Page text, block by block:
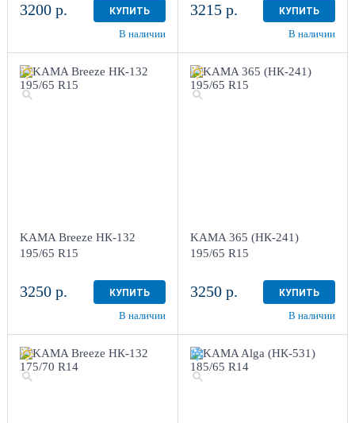
3200 р. КУПИТЬ
В наличии
3215 р. КУПИТЬ
В наличии
KAMA Breeze НК-132
195/65 R15
3250 р. КУПИТЬ
В наличии
KAMA 365 (НК-241)
195/65 R15
3250 р. КУПИТЬ
В наличии